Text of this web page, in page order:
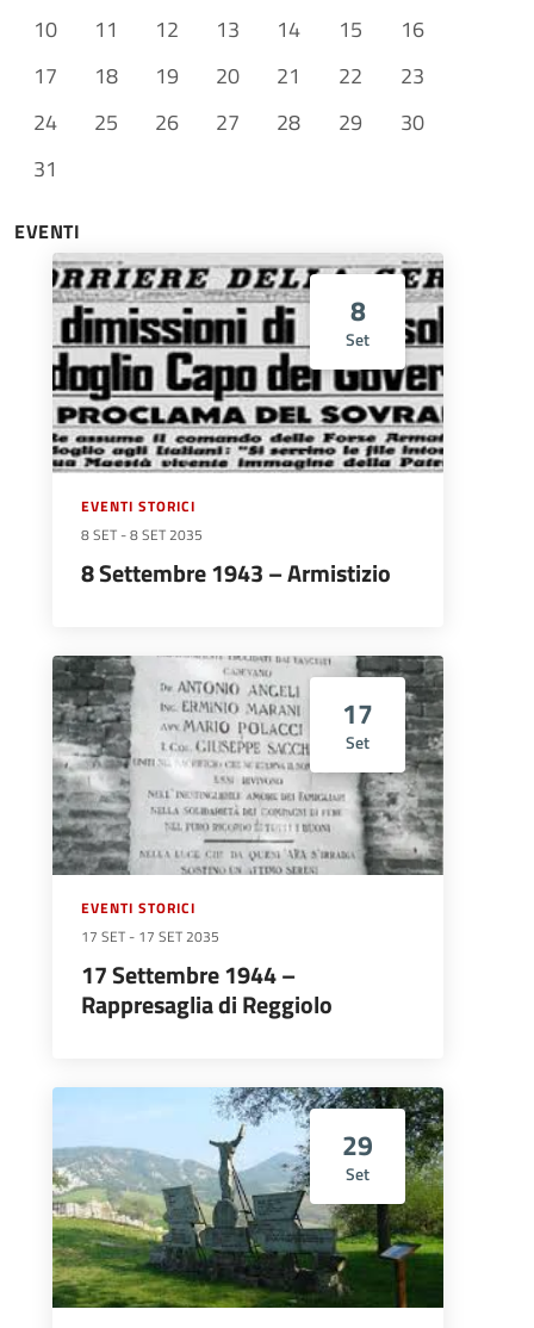
10
11 12 13 14 15
16
17
18 19 20 21 22
23
24
25 26 27 28 29
30
31
EVENTI
8
Set
EVENTI STORICI
8 SET -8 SET 2035
8 Settembre 1943 – Armistizio
17
Set
EVENTI STORICI
17 SET - 17 SET 2035
17 Settembre 1944 –
Rappresaglia di Reggiolo
29
Set